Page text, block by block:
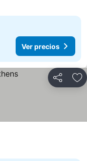
Ver precios
Compartir